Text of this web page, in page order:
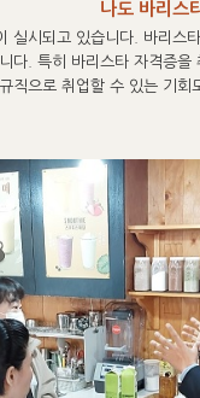
나도 바리스
실시되고 있습니다. 바리스
다. 특히 바리스타 자격증을
직으로 취업할 수 있는 기회